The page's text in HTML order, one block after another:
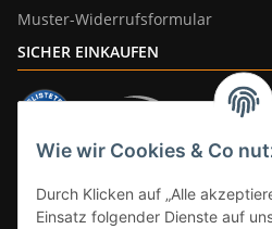
Wie wir Cookies & Co
Durch Klicken auf „Alle
Einsatz folgender Dienste auf
Muster-Widerrufsformular
SICHER EINKAUFEN